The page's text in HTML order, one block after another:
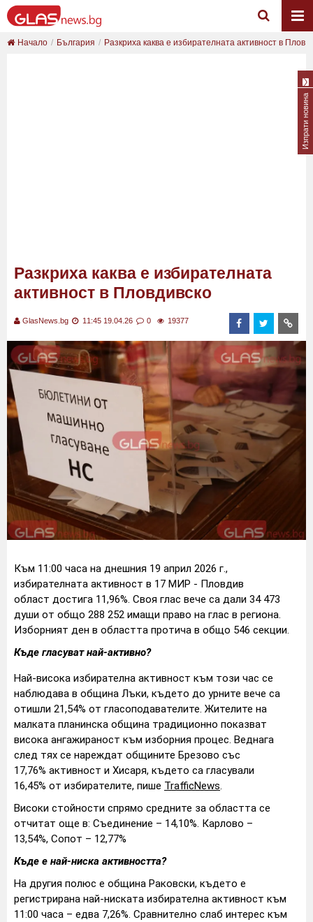
Начало България Разкриха каква е избирателната активност в Плов...
Разкриха каква е избирателната
активност в Пловдивско
GlasNews.bg 11:45 19.04.26 0 19377
Към 11:00 часа на днешния 19 април 2026 г.,
избирателната активност в 17 МИР - Пловдив
област достига 11,96%. Своя глас вече са дали 34 473
души от общо 288 252 имащи право на глас в региона.
Изборният ден в областта протича в общо 546 секции.
Къде гласуват най-активно?
Най-висока избирателна активност към този час се
наблюдава в община Лъки, където до урните вече са
отишли 21,54% от гласоподавателите. Жителите на
малката планинска община традиционно показват
висока ангажираност към изборния процес. Веднага
след тях се нареждат общините Брезово със
17,76% активност и Хисаря, където са гласували
16,45% от избирателите, пише TrafficNews.
Високи стойности спрямо средните за областта се
отчитат още в: Съединение – 14,10%. Карлово –
13,54%, Сопот – 12,77%
Къде е най-ниска активността?
На другия полюс е община Раковски, където е
регистрирана най-ниската избирателна активност към
11:00 часа – едва 7,26%. Сравнително слаб интерес към
Изпрати новина